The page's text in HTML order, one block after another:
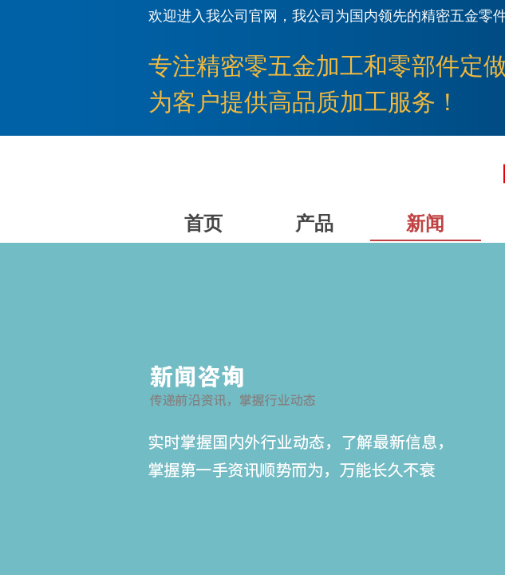
欢迎进入我公司官网，我公司为国内领先的精密五金零
专注精密零五金加工和零部件定
为客户提供高品质加工服务！
首页 产品 新闻